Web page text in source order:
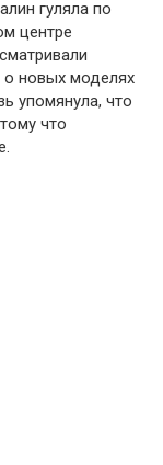
гуляла по
центре
о новых моделях
упомянула, что
что